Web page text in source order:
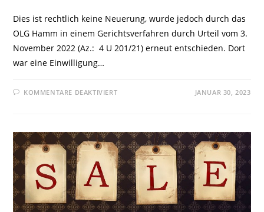
Dies ist rechtlich keine Neuerung, wurde jedoch durch das
OLG Hamm in einem Gerichtsverfahren durch Urteil vom 3.
November 2022 (Az.: 4 U 201/21) erneut entschieden. Dort
war eine Einwilligung…
KOMMENTARE DEAKTIVIERTFÜR
E-
MAIL
MUSS
KONKRETE
ART
DER
WERBUNG
UMFASSEN
JANUAR 30, 2023